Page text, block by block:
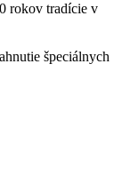
rokov tradície v
špeciálnych